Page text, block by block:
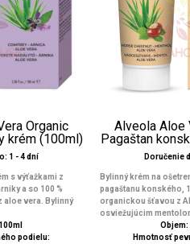
Organic
krém (100ml)
1 - 4 dní
s výťažkami z
a so 100 %
aloe vera. Bylinný
podielu:
Alveola Aloe
Pagaštan
Doručenie
Bylinný krém na
pagaštanu konského,
organickou šťavou z
osviežujúcim
Objem:
Hmotnosť